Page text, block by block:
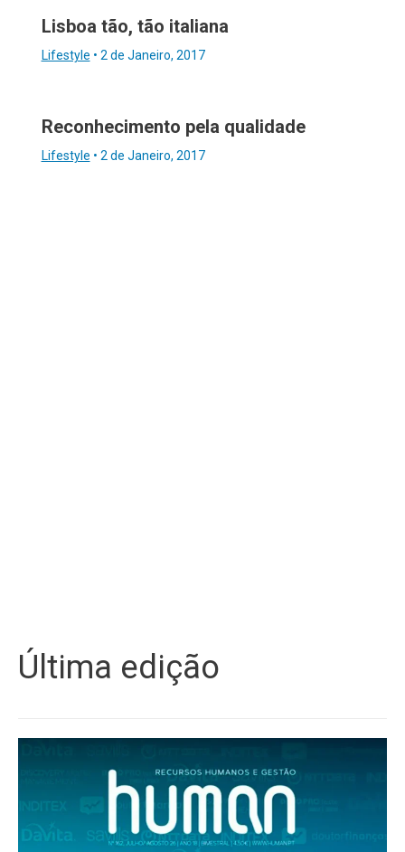
Lisboa tão, tão italiana
Lifestyle • 2 de Janeiro, 2017
Reconhecimento pela qualidade
Lifestyle • 2 de Janeiro, 2017
Última edição